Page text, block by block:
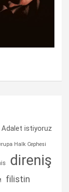
Adalet istiyoruz
Halk Cephesi
direniş
filistin